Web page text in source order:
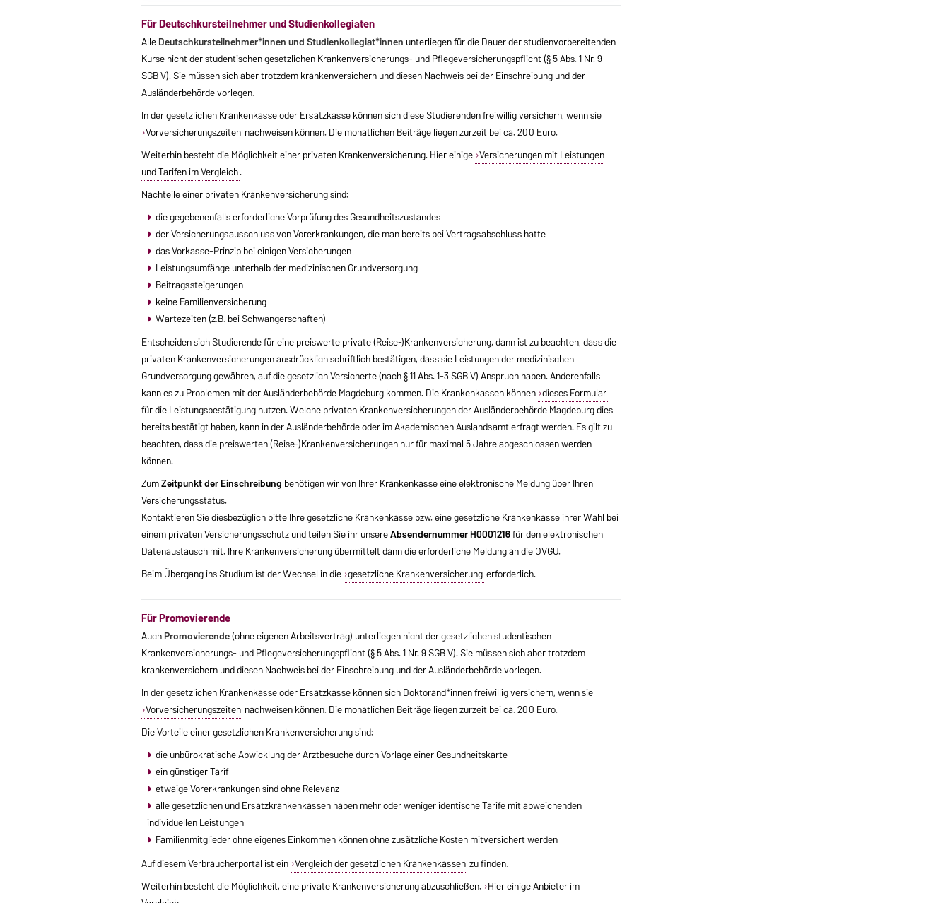
Für Deutschkursteilnehmer und Studienkollegiaten
AlleDeutschkursteilnehmer*innen und Studienkollegiat*innen unterliegen für die Dauer der studienvorbereitenden
Kurse nicht der studentischen gesetzlichen Krankenversicherungs- und Pflegeversicherungspflicht (§ 5 Abs. 1 Nr. 9
SGB V). Sie müssen sich aber trotzdem krankenversichern und diesen Nachweis bei der Einschreibung und der
Ausländerbehörde vorlegen.
In der gesetzlichen Krankenkasse oder Ersatzkasse können sich diese Studierenden freiwillig versichern, wenn sie
Vorversicherungszeiten nachweisen können. Die monatlichen Beiträge liegen zurzeit bei ca. 200 Euro.
Weiterhin besteht die Möglichkeit einer privaten Krankenversicherung. Hier einige Versicherungen mit Leistungen
und Tarifen im Vergleich.
Nachteile einer privaten Krankenversicherung sind:
die gegebenenfalls erforderliche Vorprüfung des Gesundheitszustandes
der Versicherungsausschluss von Vorerkrankungen, die man bereits bei Vertragsabschluss hatte
das Vorkasse-Prinzip bei einigen Versicherungen
Leistungsumfänge unterhalb der medizinischen Grundversorgung
Beitragssteigerungen
keine Familienversicherung
Wartezeiten (z.B. bei Schwangerschaften)
Entscheiden sich Studierende für eine preiswerte private (Reise-)Krankenversicherung, dann ist zu beachten, dass die
privaten Krankenversicherungen ausdrücklich schriftlich bestätigen, dass sie Leistungen der medizinischen
Grundversorgung gewähren, auf die gesetzlich Versicherte (nach § 11 Abs. 1-3 SGB V) Anspruch haben. Anderenfalls
kann es zu Problemen mit der Ausländerbehörde Magdeburg kommen. Die Krankenkassen können dieses Formular
für die Leistungsbestätigung nutzen. Welche privaten Krankenversicherungen der Ausländerbehörde Magdeburg dies
bereits bestätigt haben, kann in der Ausländerbehörde oder im Akademischen Auslandsamt erfragt werden. Es gilt zu
beachten, dass die preiswerten (Reise-)Krankenversicherungen nur für maximal 5 Jahre abgeschlossen werden
können.
ZumZeitpunkt der Einschreibung benötigen wir von Ihrer Krankenkasse eine elektronische Meldung über Ihren
Versicherungsstatus.
Kontaktieren Sie diesbezüglich bitte Ihre gesetzliche Krankenkasse bzw. eine gesetzliche Krankenkasse ihrer Wahl bei
einem privaten Versicherungsschutz und teilen Sie ihr unsereAbsendernummer H0001216für den elektronischen
Datenaustausch mit. Ihre Krankenversicherung übermittelt dann die erforderliche Meldung an die OVGU.
Beim Übergang ins Studium ist der Wechsel in die gesetzliche Krankenversicherung erforderlich.
Für Promovierende
AuchPromovierende(ohne eigenen Arbeitsvertrag) unterliegen nicht der gesetzlichen studentischen
Krankenversicherungs- und Pflegeversicherungspflicht (§ 5 Abs. 1 Nr. 9 SGB V). Sie müssen sich aber trotzdem
krankenversichern und diesen Nachweis bei der Einschreibung und der Ausländerbehörde vorlegen.
In der gesetzlichen Krankenkasse oder Ersatzkasse können sich Doktorand*innen freiwillig versichern, wenn sie
Vorversicherungszeiten nachweisen können. Die monatlichen Beiträge liegen zurzeit bei ca. 200 Euro.
Die Vorteile einer gesetzlichen Krankenversicherung sind:
die unbürokratische Abwicklung der Arztbesuche durch Vorlage einer Gesundheitskarte
ein günstiger Tarif
etwaige Vorerkrankungen sind ohne Relevanz
alle gesetzlichen und Ersatzkrankenkassen haben mehr oder weniger identische Tarife mit abweichenden
individuellen Leistungen
Familienmitglieder ohne eigenes Einkommen können ohne zusätzliche Kosten mitversichert werden
Auf diesem Verbraucherportal ist ein Vergleich der gesetzlichen Krankenkassen zu finden.
Weiterhin besteht die Möglichkeit, eine private Krankenversicherung abzuschließen. Hier einige Anbieter im